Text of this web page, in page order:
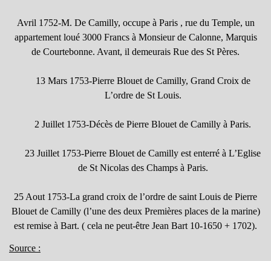
Avril 1752-M. De Camilly, occupe à Paris , rue du Temple, un
appartement loué 3000 Francs à Monsieur de Calonne, Marquis
de Courtebonne. Avant, il demeurais Rue des St Pères.
13 Mars 1753-Pierre Blouet de Camilly, Grand Croix de
L’ordre de St Louis.
2 Juillet 1753-Décès de Pierre Blouet de Camilly à Paris.
23 Juillet 1753-Pierre Blouet de Camilly est enterré à L’Eglise
de St Nicolas des Champs à Paris.
25 Aout 1753-La grand croix de l’ordre de saint Louis de Pierre
Blouet de Camilly (l’une des deux Premières places de la marine)
est remise à Bart. ( cela ne peut-être Jean Bart 10-1650 + 1702).
Source :